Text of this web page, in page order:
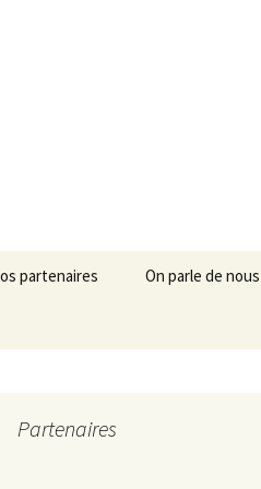
partenaires On parle de nous
Partenaires